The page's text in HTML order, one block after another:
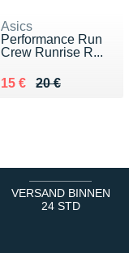
Asics
Performance Run
Crew Runrise R...
20 €
Au lieu de 20 €
15 €
Vendu 15 €
VERSAND BINNEN
24 STD